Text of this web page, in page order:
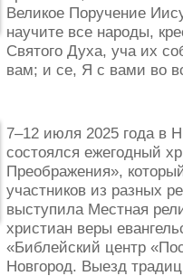
Великое Поручение
научите все народы,
Святого Духа, уча их
вам; и се, Я с вами во
7–12 июля 2025 года в
состоялся ежегодный
Преображения»,
участников из разных
выступила Местная
христиан веры
«Библейский центр
Новгород. Выезд